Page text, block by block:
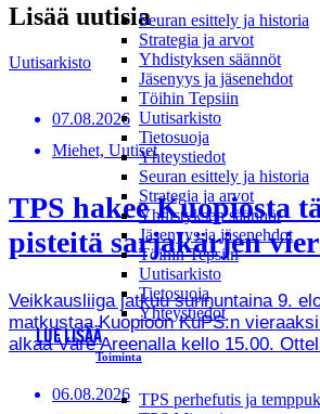
Seuran esittely ja historia
Strategia ja arvot
Yhdistyksen säännöt
Jäsenyys ja jäsenehdot
Töihin Tepsiin
Uutisarkisto
Tietosuoja
Yhteystiedot
Seuran esittely ja historia
Strategia ja arvot
Yhdistyksen säännöt
Jäsenyys ja jäsenehdot
Töihin Tepsiin
Uutisarkisto
Tietosuoja
Yhteystiedot
Toiminta
TPS perhefutis ja
Lisää uutisia
Uutisarkisto
07.08.2026
Miehet, Uutiset
TPS hakee Kuopiosta
pisteitä sarjakärjen
Veikkausliiga jatkuu sunnuntaina 9.
matkustaa Kuopioon KuPS:n
alkaa Väre Areenalla kello 15.00.
LUE LISÄÄ
06.08.2026